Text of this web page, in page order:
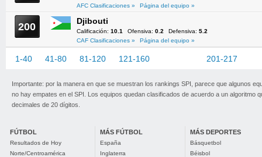
AFC Clasificaciones »
Página del equipo »
200 Djibouti
Calificación: 10.1 Ofensiva: 0.2 Defensiva: 5.2
CAF Clasificaciones »
Página del equipo »
1-40 41-80 81-120 121-160 201-217
Importante: por la manera en que se muestran los rankings SPI, parece que algunos
no hay empates en el SPI. Los equipos quedan clasificados de acuerdo a un algoritmo
decimales de 20 dígitos.
FÚTBOL
Resultados de Hoy
Norte/Centroamérica
MÁS FÚTBOL
España
Inglaterra
MÁS DEPORTES
Básquetbol
Béisbol